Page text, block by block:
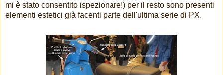
mi è stato consentito ispezionare!) per il resto sono presenti
elementi estetici già facenti parte dell'ultima serie di PX.